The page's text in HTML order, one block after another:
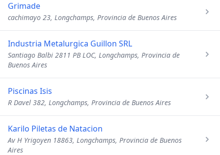
Grimade
cachimayo 23, Longchamps, Provincia de Buenos Aires
Industria Metalurgica Guillon SRL
Santiago Balbi 2811 PB LOC, Longchamps, Provincia de
Buenos Aires
Piscinas Isis
R Davel 382, Longchamps, Provincia de Buenos Aires
Karilo Piletas de Natacion
Av H Yrigoyen 18863, Longchamps, Provincia de Buenos
Aires